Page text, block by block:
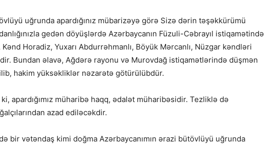
uğrunda apardığınız mübarizəyə görə Sizə dərin təşəkkürümü
gedən döyüşlərdə Azərbaycanın Füzuli-Cəbrayıl istiqamətində
Horadiz, Yuxarı Abdurrəhmanlı, Böyük Mərcanlı, Nüzgar kəndləri
Bundan əlavə, Ağdərə rayonu və Murovdağ istiqamətlərində düşmən
hakim yüksəkliklər nəzarətə götürülübdür.
apardığımız müharibə haqq, ədalət müharibəsidir. Tezliklə də
azad ediləcəkdir.
bir vətəndaş kimi doğma Azərbaycanımın ərazi bütövlüyü uğrunda